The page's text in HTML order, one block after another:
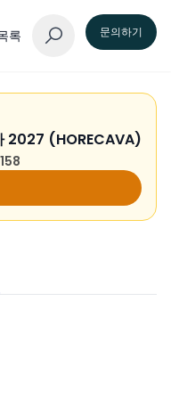
록 문의하기
2027 (HORECAVA)